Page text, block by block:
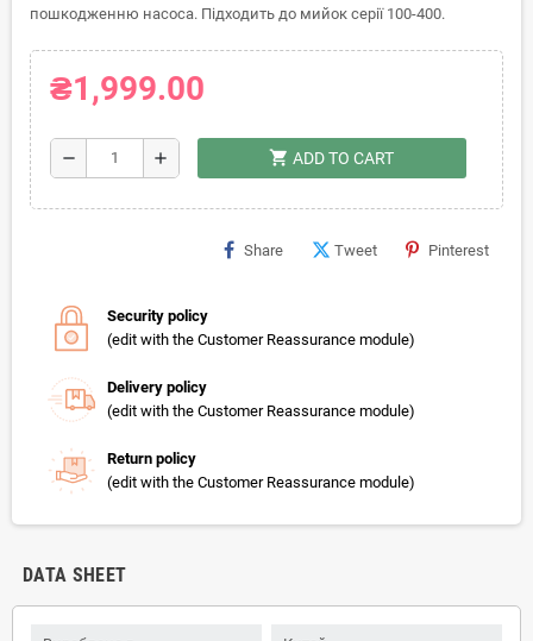
пошкодженню насоса. Підходить до мийок серії 100-400.
₴1,999.00
remove add shopping_cart ADD TO CART
Share Tweet Pinterest
Security policy
(edit with the Customer Reassurance module)
Delivery policy
(edit with the Customer Reassurance module)
Return policy
(edit with the Customer Reassurance module)
DATA SHEET